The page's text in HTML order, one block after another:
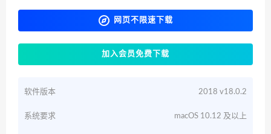
网页不限速下载
加入会员免费下载
软件版本 2018 v18.0.2
系统要求 macOS 10.12 及以上